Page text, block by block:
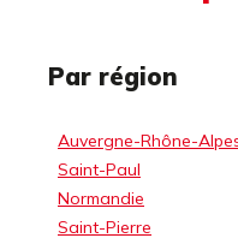
Par région
Auvergne-Rhône-
Saint-Paul
Normandie
Saint-Pierre